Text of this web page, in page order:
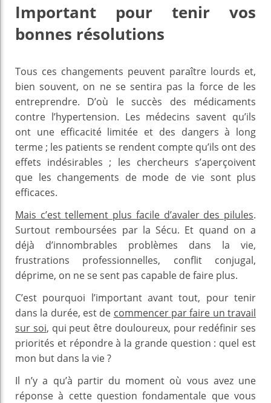
Important pour tenir vos
bonnes résolutions
Tous ces changements peuvent paraître lourds et,
bien souvent, on ne se sentira pas la force de les
entreprendre. D’où le succès des médicaments
contre l’hypertension. Les médecins savent qu’ils
ont une efficacité limitée et des dangers à long
terme ; les patients se rendent compte qu’ils ont des
effets indésirables ; les chercheurs s’aperçoivent
que les changements de mode de vie sont plus
efficaces.
Mais c’est tellement plus facile d’avaler des pilules.
Surtout remboursées par la Sécu. Et quand on a
déjà d’innombrables problèmes dans la vie,
frustrations professionnelles, conflit conjugal,
déprime, on ne se sent pas capable de faire plus.
C’est pourquoi l’important avant tout, pour tenir
dans la durée, est de commencer par faire un travail
sur soi, qui peut être douloureux, pour redéfinir ses
priorités et répondre à la grande question : quel est
mon but dans la vie ?
Il n’y a qu’à partir du moment où vous avez une
réponse à cette question fondamentale que vous